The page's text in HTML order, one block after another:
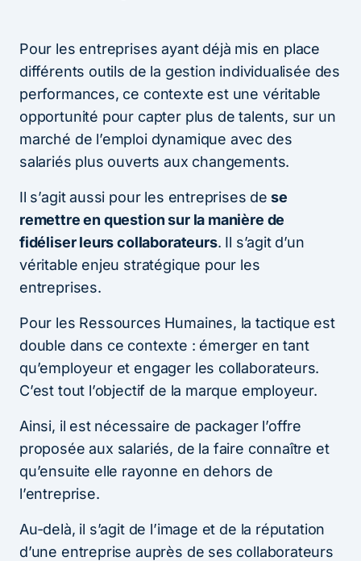
Pour les entreprises ayant déjà mis en place
différents outils de la gestion individualisée des
performances, ce contexte est une véritable
opportunité pour capter plus de talents, sur un
marché de l’emploi dynamique avec des
salariés plus ouverts aux changements.
Il s’agit aussi pour les entreprises de se
remettre en question sur la manière de
fidéliser leurs collaborateurs. Il s’agit d’un
véritable enjeu stratégique pour les
entreprises.
Pour les Ressources Humaines, la tactique est
double dans ce contexte : émerger en tant
qu’employeur et engager les collaborateurs.
C’est tout l’objectif de la marque employeur.
Ainsi, il est nécessaire de packager l’offre
proposée aux salariés, de la faire connaître et
qu’ensuite elle rayonne en dehors de
l’entreprise.
Au-delà, il s’agit de l’image et de la réputation
d’une entreprise auprès de ses collaborateurs